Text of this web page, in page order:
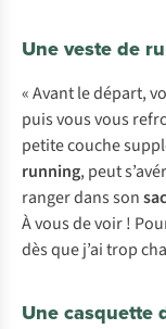
Une veste de
« Avant le départ,
puis vous vous
petite couche
running, peut
ranger dans son
À vous de voir !
dès que j’ai trop
Une casquette